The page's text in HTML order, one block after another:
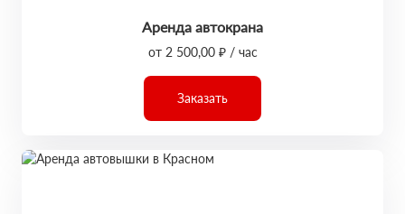
Аренда автокрана
от 2 500,00 ₽ / час
Заказать